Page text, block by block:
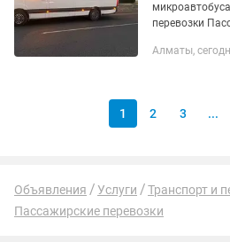
перевозки
посадочных
Алматы,
1 2 3 ...
Объявления Услуги
Транспорт и
Пассажирские перевозки